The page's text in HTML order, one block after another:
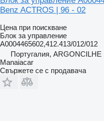
Benz ACTROS | 96 - 02
Цена при поискване
Блок за управление
A0004465602,412.413/012/012
Португалия, ARGONCILHE
Manaiacar
Свържете се с продавача